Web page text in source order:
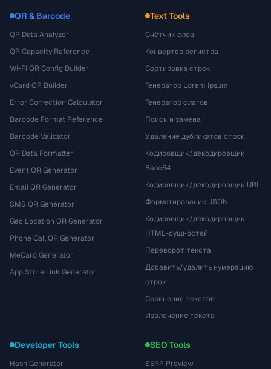
QR & Barcode
QR Data Analyzer
QR Capacity Reference
Wi-Fi QR Config Builder
vCard QR Builder
Error Correction Calculator
Barcode Format Reference
Barcode Validator
QR Data Formatter
Event QR Generator
Email QR Generator
SMS QR Generator
Geo Location QR Generator
Phone Call QR Generator
MeCard Generator
App Store Link Generator
Text Tools
Счётчик слов
Конвертер регистра
Сортировка строк
Генератор Lorem Ipsum
Генератор слагов
Поиск и замена
Удаление дубликатов строк
Кодировщик/декодировщик
Base64
Кодировщик/декодировщик URL
Форматирование JSON
Кодировщик/декодировщик
HTML-сущностей
Переворот текста
Добавить/удалить нумерацию
строк
Сравнение текстов
Извлечение текста
Developer Tools
Hash Generator
SEO Tools
SERP Preview